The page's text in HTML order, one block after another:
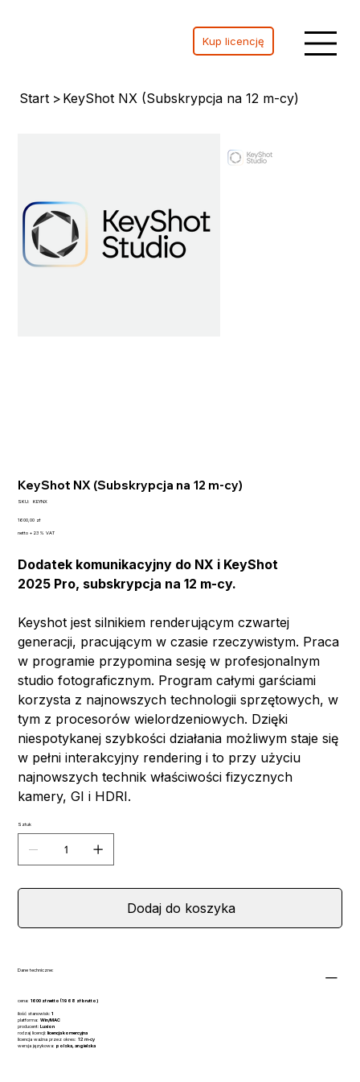
Kup licencję
Start > KeyShot NX (Subskrypcja na 12 m-cy)
KeyShot NX (Subskrypcja na 12 m-cy)
SKU:
SKU
KEYNX
Cena
1600,00 zł
netto + 23% VAT
Dodatek komunikacyjny do NX i KeyShot
2025 Pro, subskrypcja na 12 m-cy.
Keyshot jest silnikiem renderującym czwartej
generacji, pracującym w czasie rzeczywistym. Praca
w programie przypomina sesję w profesjonalnym
studio fotograficznym. Program całymi garściami
korzysta z najnowszych technologii sprzętowych, w
tym z procesorów wielordzeniowych. Dzięki
niespotykanej szybkości działania możliwym staje się
w pełni interakcyjny rendering i to przy użyciu
najnowszych technik właściwości fizycznych
kamery, GI i HDRI.
Sztuk
Dodaj do koszyka
Dane techniczne:
cena:1600 zł netto (1968 zł brutto)
ilość stanowisk: 1
platforma:Win/MAC
producent:
Luxion
rodzaj licencji: licencja komercyjna
licencja ważna przez okres:12 m-cy
wersja językowa:polska, angielska